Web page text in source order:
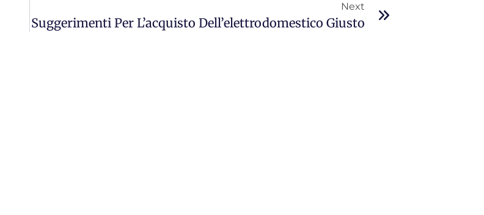
Next
Suggerimenti Per L’acquisto Dell’elettrodomestico Giusto